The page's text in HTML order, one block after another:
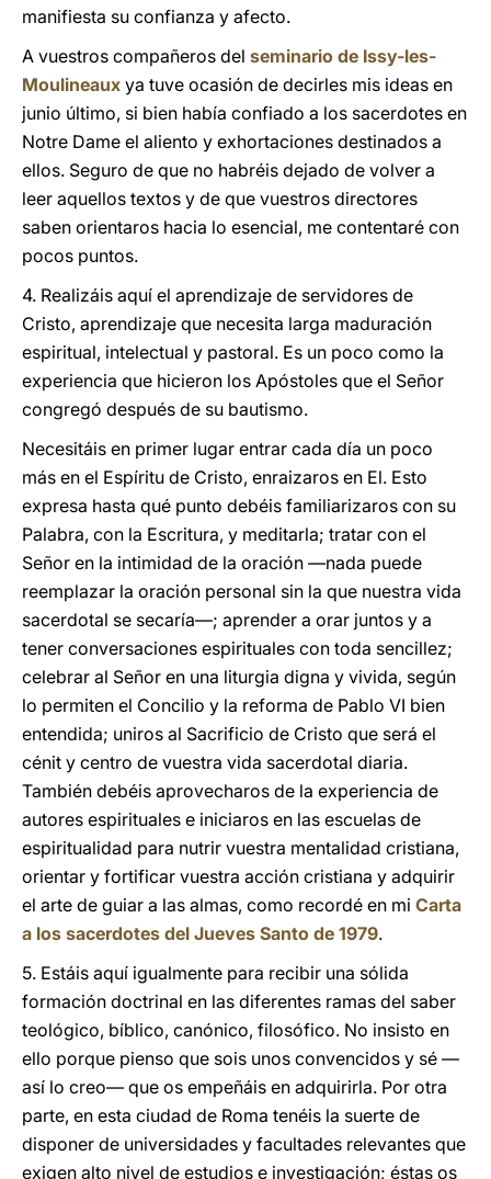
manifiesta su confianza y afecto.
A vuestros compañeros del seminario de Issy-les-
Moulineaux ya tuve ocasión de decirles mis ideas en
junio último, si bien había confiado a los sacerdotes en
Notre Dame el aliento y exhortaciones destinados a
ellos. Seguro de que no habréis dejado de volver a
leer aquellos textos y de que vuestros directores
saben orientaros hacia lo esencial, me contentaré con
pocos puntos.
4. Realizáis aquí el aprendizaje de servidores de
Cristo, aprendizaje que necesita larga maduración
espiritual, intelectual y pastoral. Es un poco como la
experiencia que hicieron los Apóstoles que el Señor
congregó después de su bautismo.
Necesitáis en primer lugar entrar cada día un poco
más en el Espíritu de Cristo, enraizaros en El. Esto
expresa hasta qué punto debéis familiarizaros con su
Palabra, con la Escritura, y meditarla; tratar con el
Señor en la intimidad de la oración —nada puede
reemplazar la oración personal sin la que nuestra vida
sacerdotal se secaría—; aprender a orar juntos y a
tener conversaciones espirituales con toda sencillez;
celebrar al Señor en una liturgia digna y vivida, según
lo permiten el Concilio y la reforma de Pablo VI bien
entendida; uniros al Sacrificio de Cristo que será el
cénit y centro de vuestra vida sacerdotal diaria.
También debéis aprovecharos de la experiencia de
autores espirituales e iniciaros en las escuelas de
espiritualidad para nutrir vuestra mentalidad cristiana,
orientar y fortificar vuestra acción cristiana y adquirir
el arte de guiar a las almas, como recordé en mi Carta
a los sacerdotes del Jueves Santo de 1979.
5. Estáis aquí igualmente para recibir una sólida
formación doctrinal en las diferentes ramas del saber
teológico, bíblico, canónico, filosófico. No insisto en
ello porque pienso que sois unos convencidos y sé —
así lo creo— que os empeñáis en adquirirla. Por otra
parte, en esta ciudad de Roma tenéis la suerte de
disponer de universidades y facultades relevantes que
exigen alto nivel de estudios e investigación; éstas os